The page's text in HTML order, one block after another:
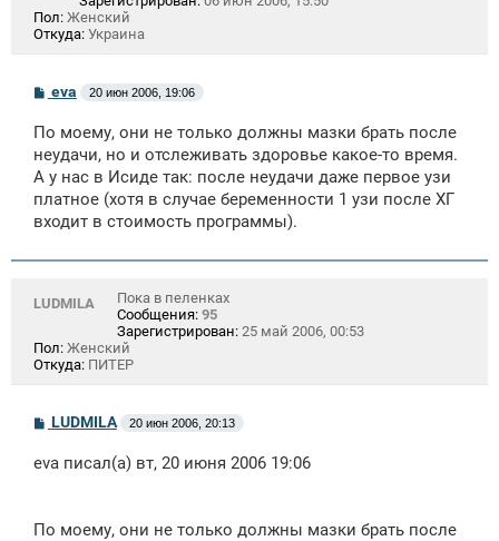
Пол: Женский
Откуда: Украина
С
б
щ
е
н
и
eva 20 июн 2006, 19:06
По моему, они не только должны мазки брать после
неудачи, но и отслеживать здоровье какое-то время.
А у нас в Исиде так: после неудачи даже первое узи
платное (хотя в случае беременности 1 узи после ХГ
входит в стоимость программы).
LUDMILA
Пока в пеленках
Сообщения: 95
Зарегистрирован: 25 май 2006, 00:53
Пол: Женский
Откуда: ПИТЕР
С
б
и
LUDMILA 20 июн 2006, 20:13
eva писал(а) вт, 20 июня 2006 19:06
По моему, они не только должны мазки брать после